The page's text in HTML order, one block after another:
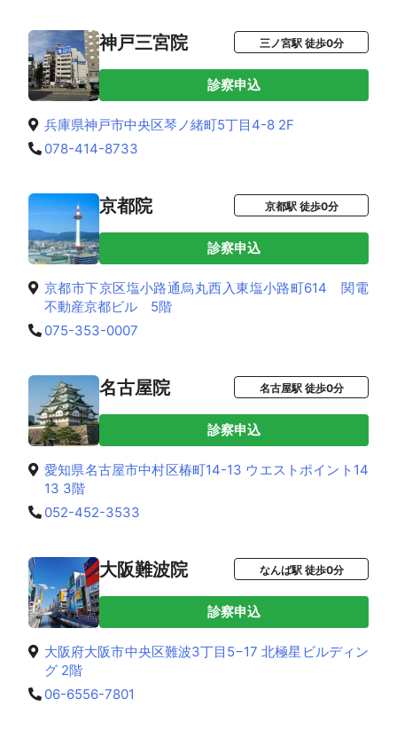
神戸三宮院 三ノ宮駅 徒歩0分
診察申込
兵庫県神戸市中央区琴ノ緒町5丁目4-8 2F
078-414-8733
京都院 京都駅 徒歩0分
診察申込
京都市下京区塩小路通烏丸西入東塩小路町614 関電
不動産京都ビル 5階
075-353-0007
名古屋院 名古屋駅 徒歩0分
診察申込
愛知県名古屋市中村区椿町14-13 ウエストポイント14
13 3階
052-452-3533
大阪難波院 なんば駅 徒歩0分
診察申込
大阪府大阪市中央区難波3丁目5−17 北極星ビルディン
グ 2階
06-6556-7801